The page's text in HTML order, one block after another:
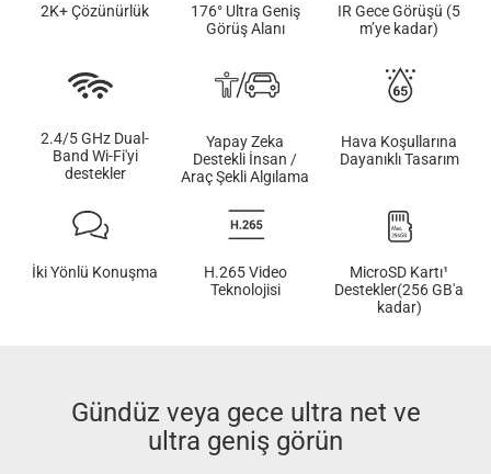
2K+ Çözünürlük
176° Ultra Geniş
Görüş Alanı
IR Gece Görüşü (5
m’ye kadar)
2.4/5 GHz Dual-
Band Wi-Fi'yi
destekler
Yapay Zeka
Destekli İnsan /
Araç Şekli Algılama
Hava Koşullarına
Dayanıklı Tasarım
İki Yönlü Konuşma
H.265 Video
Teknolojisi
MicroSD Kartı¹
Destekler(256 GB'a
kadar)
Gündüz veya gece ultra net ve
ultra geniş görün